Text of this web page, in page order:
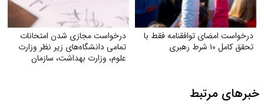
درخواست امضای توافقنامه فقط با
تحقق کامل ۱۰ شرط رهبری
درخواست مجازی شدن امتحانات
تمامی دانشگاه‌های زیر نظر وزارت
علوم‌، وزارت بهداشت، سازمان
خبرهای مرتبط